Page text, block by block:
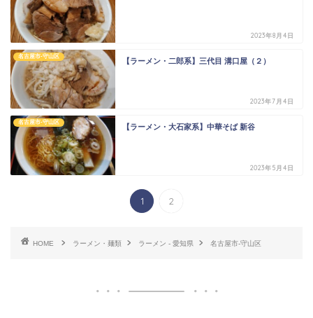
2023年8月4日
名古屋市-守山区
【ラーメン・二郎系】三代目 溝口屋（２）
2023年7月4日
名古屋市-守山区
【ラーメン・大石家系】中華そば 新谷
2023年5月4日
1 2
HOME ラーメン・麺類 ラーメン - 愛知県 名古屋市-守山区